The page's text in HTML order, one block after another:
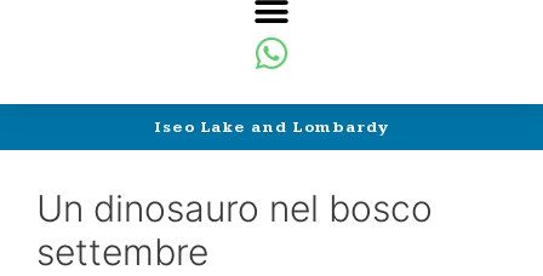
Iseo Lake and Lombardy
Un dinosauro nel bosco
settembre